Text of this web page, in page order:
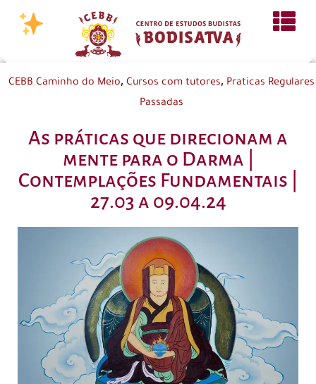
CEBB Caminho do Meio, Cursos com tutores, Praticas Regulares
Passadas
As práticas que direcionam a
mente para o Darma |
Contemplações Fundamentais |
27.03 a 09.04.24